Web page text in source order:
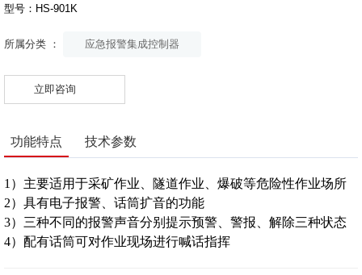
型号：HS-901K
所属分类 ： 应急报警集成控制器
立即咨询
功能特点 技术参数
1）主要适用于采矿作业、隧道作业、爆破等危险性作业场所
2）具有电子报警、话筒扩音的功能
3）三种不同的报警声音分别提示预警、警报、解除三种状态
4）配有话筒可对作业现场进行喊话指挥